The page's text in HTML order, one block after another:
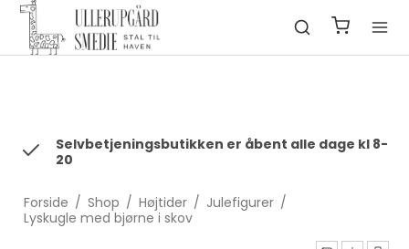
fbq('init', '1322550991547406', { em: 'email@email.com', //
Values will be hashed automatically by the pixel using SHA-256
ph: '1234567890', ... });
Selvbetjeningsbutikken er åbent alle dage kl 8-
20
Forside / Shop / Højtider / Julefigurer /
Lyskugle med bjørne i skov